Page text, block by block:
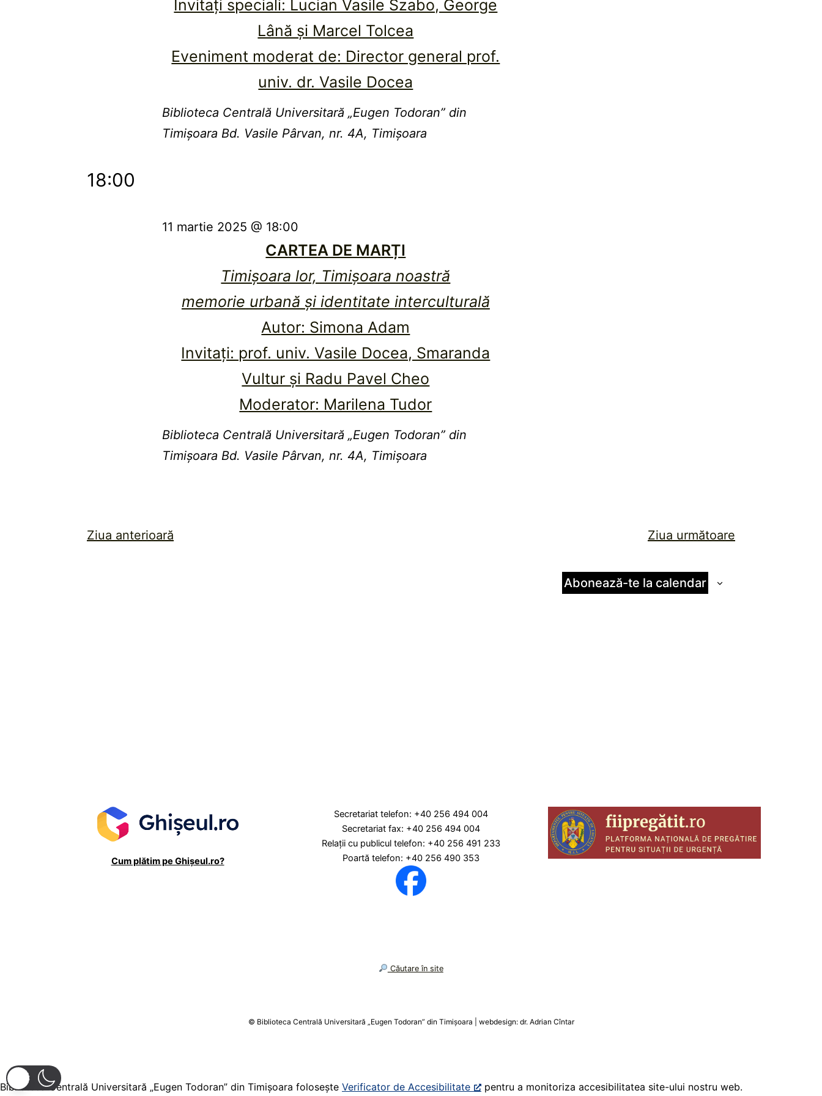
Invitați speciali: Lucian Vasile Szabo, George
Lână și Marcel Tolcea
Eveniment moderat de: Director general prof.
univ. dr. Vasile Docea
Biblioteca Centrală Universitară „Eugen Todoran” din
Timişoara Bd. Vasile Pârvan, nr. 4A, Timișoara
18:00
CARTEA DE MARȚI
Timişoara lor, Timişoara noastră
memorie urbană şi identitate interculturală
Autor: Simona Adam
Invitați: prof. univ. Vasile Docea, Smaranda
Vultur și Radu Pavel Cheo
Moderator: Marilena Tudor
11 martie 2025 @ 18:00
Biblioteca Centrală Universitară „Eugen Todoran” din
Timişoara Bd. Vasile Pârvan, nr. 4A, Timișoara
Ziua anterioară Ziua următoare
Abonează-te la calendar
Cum plătim pe Ghișeul.ro?
Secretariat telefon: +40 256 494 004
Secretariat fax: +40 256 494 004
Relaţii cu publicul telefon: +40 256 491 233
Poartă telefon: +40 256 490 353
︎ Căutare în site
Biblioteca Centrală Universitară „Eugen Todoran” din Timișoara folosește Verificator de Accesibilitate pentru a monitoriza accesibilitatea site-ului nostru web.